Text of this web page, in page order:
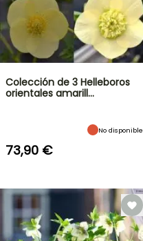
Colección de 3 Helleboros
orientales amarill…
No disponible
73,90 €